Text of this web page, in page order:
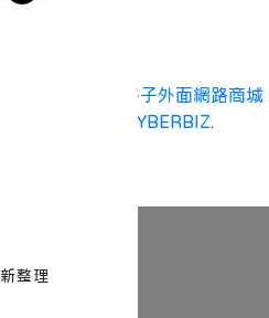
格子外面網路商城
CYBERBIZ.
整理